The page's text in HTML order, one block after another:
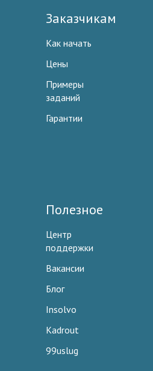
Заказчикам
Как начать
Цены
Примеры
заданий
Гарантии
Полезное
Центр
поддержки
Вакансии
Блог
Insolvo
Kadrout
99uslug